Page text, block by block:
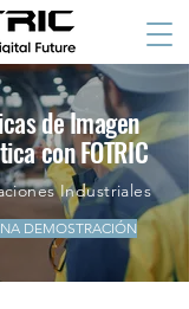
de Imagen
con FOTRIC
Industriales
DEMOSTRACIÓN